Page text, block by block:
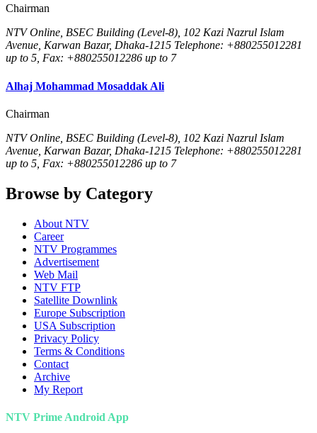
Chairman
NTV Online, BSEC Building (Level-8), 102 Kazi Nazrul Islam
Avenue, Karwan Bazar, Dhaka-1215 Telephone: +880255012281
up to 5, Fax: +880255012286 up to 7
Alhaj Mohammad Mosaddak Ali
Chairman
NTV Online, BSEC Building (Level-8), 102 Kazi Nazrul Islam
Avenue, Karwan Bazar, Dhaka-1215 Telephone: +880255012281
up to 5, Fax: +880255012286 up to 7
Browse by Category
About NTV
Career
NTV Programmes
Advertisement
Web Mail
NTV FTP
Satellite Downlink
Europe Subscription
USA Subscription
Privacy Policy
Terms & Conditions
Contact
Archive
My Report
NTV Prime Android App